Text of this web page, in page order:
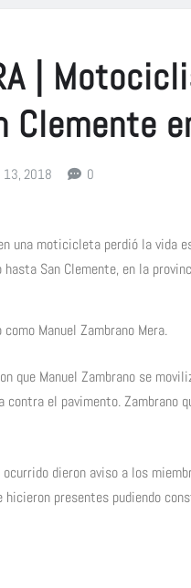
|
Clemente
13, 2018 0
una moticicleta perdió la
San Clemente, en la
Manuel Zambrano Mera.
que Manuel Zambrano se
contra el pavimento. Zambrano
dieron aviso a los
hicieron presentes pudiendo